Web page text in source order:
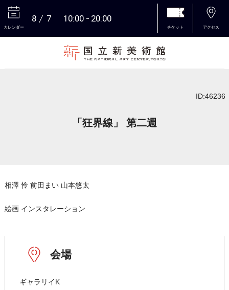
カレンダー
8 7 10:00 20:00
チケット アクセス
ID:46236
「狂界線」 第二週
相澤 怜 前田まい 山本悠太
絵画 インスタレーション
会場
ギャラリイK